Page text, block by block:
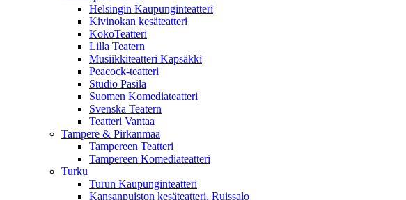
Helsingin Kaupunginteatteri
Kivinokan kesäteatteri
KokoTeatteri
Lilla Teatern
Musiikkiteatteri Kapsäkki
Peacock-teatteri
Studio Pasila
Suomen Komediateatteri
Svenska Teatern
Teatteri Vantaa
Tampere & Pirkanmaa
Tampereen Teatteri
Tampereen Komediateatteri
Turku
Turun Kaupunginteatteri
Kansanpuiston kesäteatteri, Ruissalo